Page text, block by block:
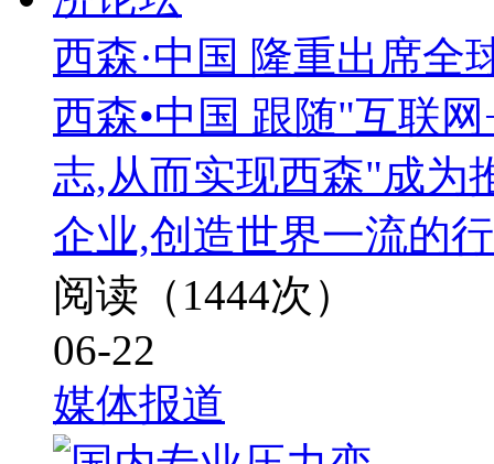
西森·中国 隆重出席全
西森•中国 跟随"互联
志,从而实现西森"成为
企业,创造世界一流的
阅读（1444次）
06-22
媒体报道